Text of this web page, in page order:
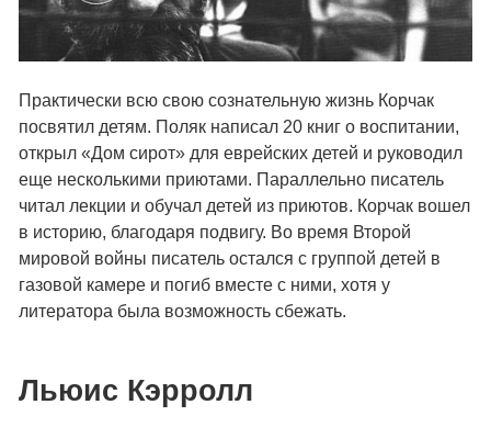
Практически всю свою сознательную жизнь Корчак
посвятил детям. Поляк написал 20 книг о воспитании,
открыл «Дом сирот» для еврейских детей и руководил
еще несколькими приютами. Параллельно писатель
читал лекции и обучал детей из приютов. Корчак вошел
в историю, благодаря подвигу. Во время Второй
мировой войны писатель остался с группой детей в
газовой камере и погиб вместе с ними, хотя у
литератора была возможность сбежать.
Льюис Кэрролл